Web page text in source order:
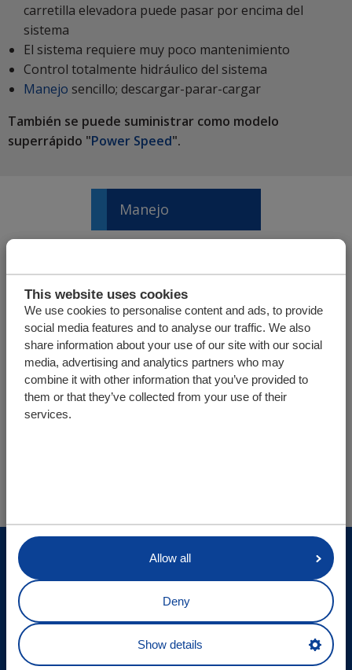
This website uses cookies
We use cookies to personalise content and ads, to provide
social media features and to analyse our traffic. We also
share information about your use of our site with our social
media, advertising and analytics partners who may
combine it with other information that you’ve provided to
them or that they’ve collected from your use of their
services.
Allow all
Deny
Show details
carretilla elevadora puede pasar por encima del
sistema
El sistema requiere muy poco mantenimiento
Control totalmente hidráulico del sistema
Manejo sencillo; descargar-parar-cargar
También se puede suministrar como modelo
superrápido "Power Speed".
Manejo
Guías
Datos técnicos
© Cargo Floor B.V. Byte 14, 7741 MK Coevorden, The
Actualizaciones del sitio
Declaracion de privacidad
Exención de responsabilidad